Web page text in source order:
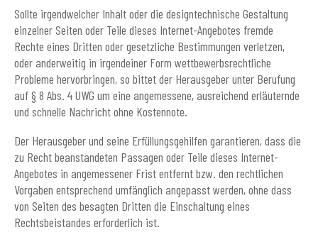
Sollte irgendwelcher Inhalt oder die designtechnische Gestaltung
einzelner Seiten oder Teile dieses Internet-Angebotes fremde
Rechte eines Dritten oder gesetzliche Bestimmungen verletzen,
oder anderweitig in irgendeiner Form wettbewerbsrechtliche
Probleme hervorbringen, so bittet der Herausgeber unter Berufung
auf § 8 Abs. 4 UWG um eine angemessene, ausreichend erläuternde
und schnelle Nachricht ohne Kostennote.
Der Herausgeber und seine Erfüllungsgehilfen garantieren, dass die
zu Recht beanstandeten Passagen oder Teile dieses Internet-
Angebotes in angemessener Frist entfernt bzw. den rechtlichen
Vorgaben entsprechend umfänglich angepasst werden, ohne dass
von Seiten des besagten Dritten die Einschaltung eines
Rechtsbeistandes erforderlich ist.